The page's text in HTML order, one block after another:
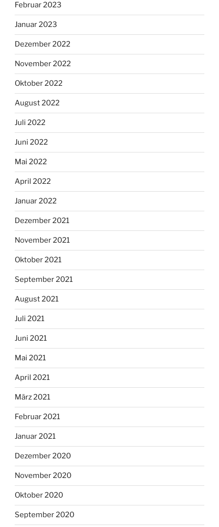
Februar 2023
Januar 2023
Dezember 2022
November 2022
Oktober 2022
August 2022
Juli 2022
Juni 2022
Mai 2022
April 2022
Januar 2022
Dezember 2021
November 2021
Oktober 2021
September 2021
August 2021
Juli 2021
Juni 2021
Mai 2021
April 2021
März 2021
Februar 2021
Januar 2021
Dezember 2020
November 2020
Oktober 2020
September 2020